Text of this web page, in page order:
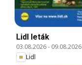
Lidl leták
03.08.2026- 09.08.2026
Lidl